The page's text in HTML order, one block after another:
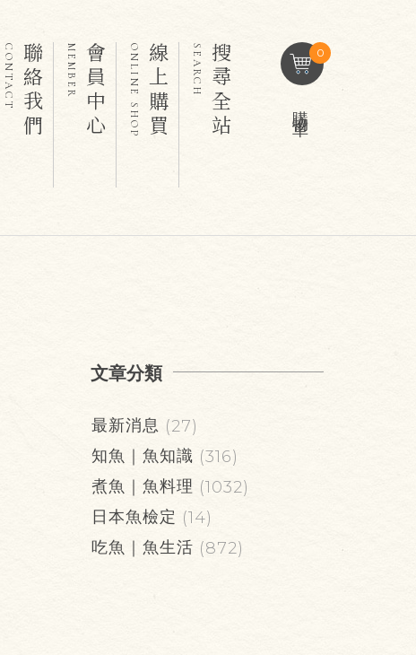
0
CONTACT聯絡我們 MEMBER 會員中心 ONLINE SHOP線上購買 SEARCH 搜尋全站
文章分類
最新消息 (27)
知魚｜魚知識 (316)
煮魚｜魚料理 (1032)
日本魚檢定 (14)
吃魚｜魚生活 (872)